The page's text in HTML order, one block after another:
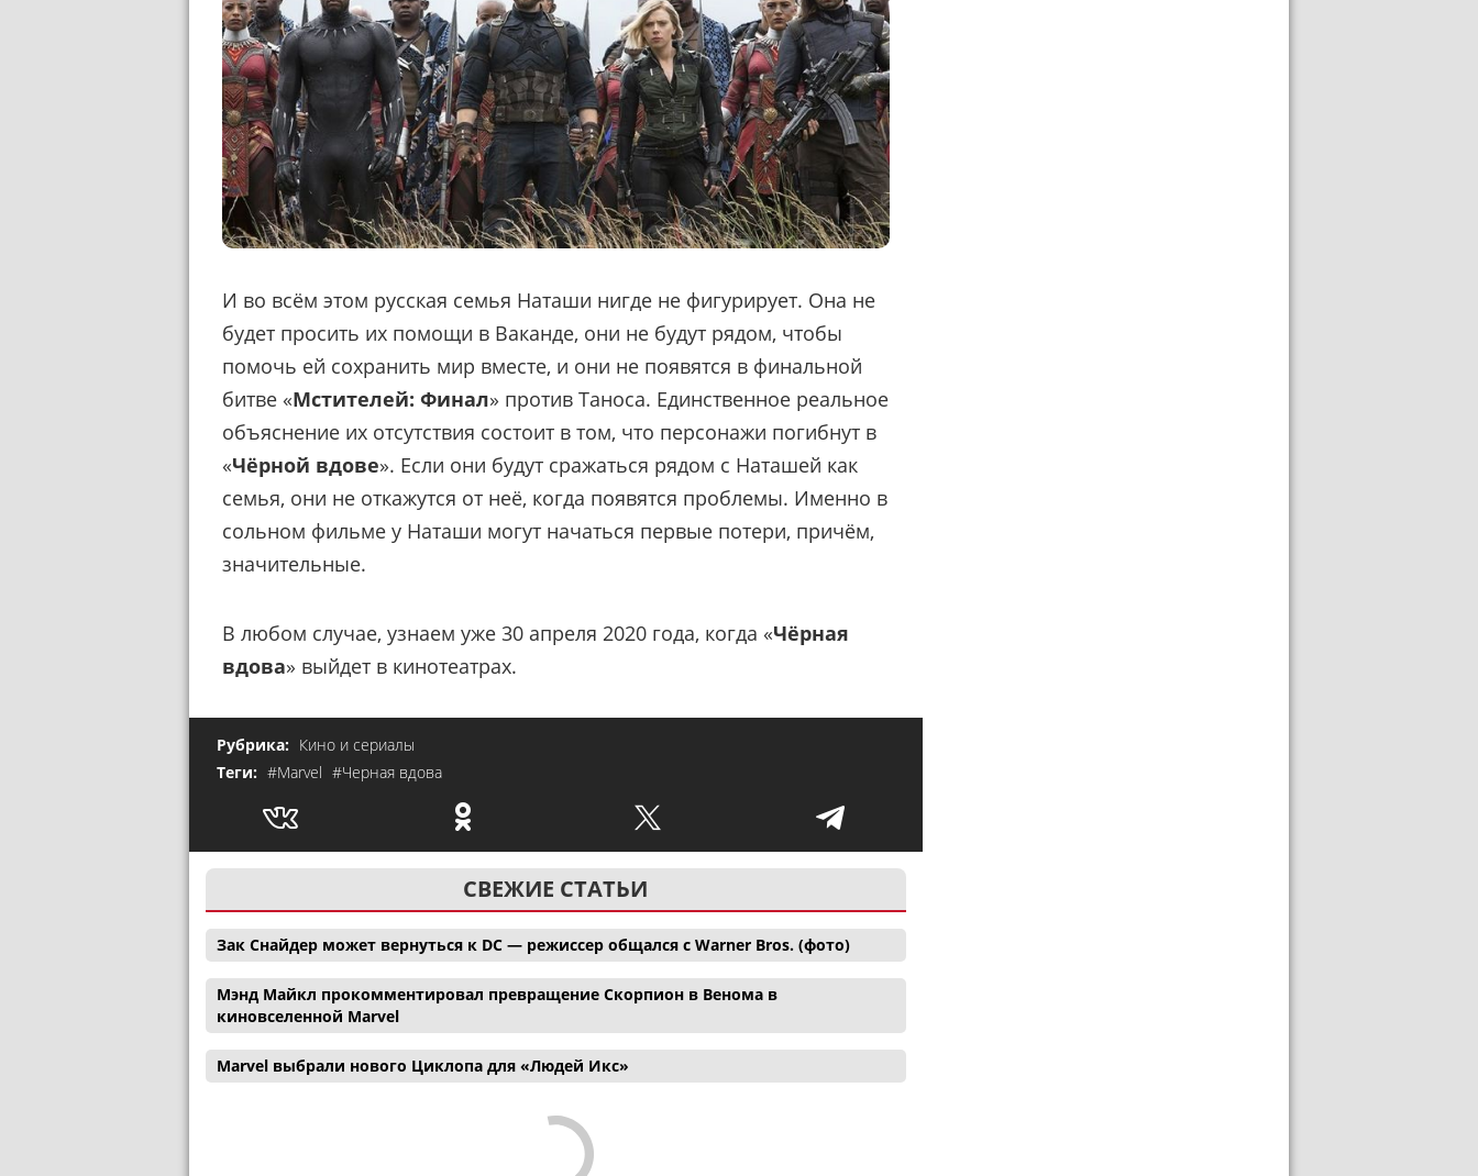
И во всём этом русская семья Наташи нигде не фигурирует. Она не
будет просить их помощи в Ваканде, они не будут рядом, чтобы
помочь ей сохранить мир вместе, и они не появятся в финальной
битве «Мстителей: Финал» против Таноса. Единственное реальное
объяснение их отсутствия состоит в том, что персонажи погибнут в
«Чёрной вдове». Если они будут сражаться рядом с Наташей как
семья, они не откажутся от неё, когда появятся проблемы. Именно в
сольном фильме у Наташи могут начаться первые потери, причём,
значительные.
В любом случае, узнаем уже 30 апреля 2020 года, когда «Чёрная
вдова» выйдет в кинотеатрах.
Рубрика: Кино и сериалы
Теги: #Marvel #Черная вдова
СВЕЖИЕ СТАТЬИ
Зак Снайдер может вернуться к DC — режиссер общался с Warner Bros. (фото)
Мэнд Майкл прокомментировал превращение Скорпион в Венома в
киновселенной Marvel
Marvel выбрали нового Циклопа для «Людей Икс»